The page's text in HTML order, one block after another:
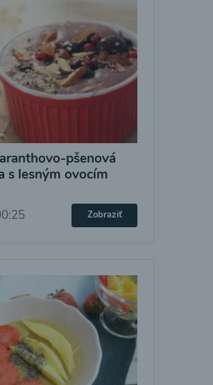
pšenová
s lesným ovocím
Zobraziť